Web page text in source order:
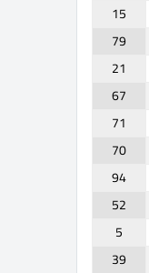
15
79
21
67
71
70
94
52
5
39